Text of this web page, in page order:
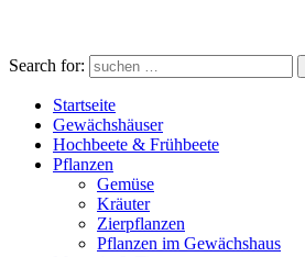
Search for:
Startseite
Gewächshäuser
Hochbeete & Frühbeete
Pflanzen
Gemüse
Kräuter
Zierpflanzen
Pflanzen im Gewächshaus